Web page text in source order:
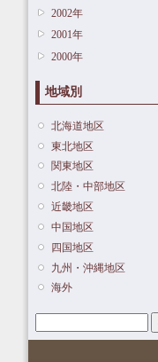
2002年
2001年
2000年
地域別
北海道地区
東北地区
関東地区
北陸・中部地区
近畿地区
中国地区
四国地区
九州・沖縄地区
海外